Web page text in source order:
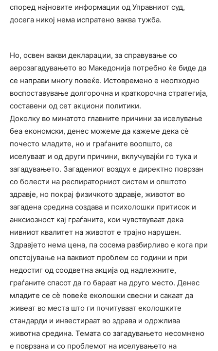
според најновите информации од Управниот суд,
досега никој нема испратено ваква тужба.
Но, освен вакви декларации, за справување со
аерозагадувањето во Македонија потребно ќе биде да
се направи многу повеќе. Истовремено е неопходно
воспоставување долгорочна и краткорочна стратегија,
составени од сет акциони политики.
Доколку во минатото главните причини за иселување
беа економски, денес можеме да кажеме дека сѐ
почесто младите, но и граѓаните воопшто, се
иселуваат и од други причини, вклучувајќи го тука и
загадувањето. Загадениот воздух е директно поврзан
со болести на респираторниот систем и општото
здравје, но покрај физичкото здравје, животот во
загадена средина создава и психолошки притисок и
анксиозност кај граѓаните, кои чувствуваат дека
нивниот квалитет на животот е трајно нарушен.
Здравјето нема цена, па сосема разбирливо е кога при
опстојување на ваквиот проблем со години и при
недостиг од соодветна акција од надлежните,
граѓаните спасот да го бараат на друго место. Денес
младите се сѐ повеќе еколошки свесни и сакаат да
живеат во места што ги почитуваат еколошките
стандарди и инвестираат во здрава и одржлива
животна средина. Темата со загадувањето несомнено
е поврзана и со проблемот на иселувањето на